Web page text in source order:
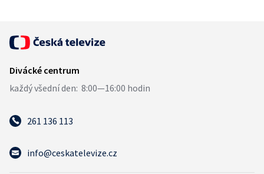
261 136 113
info@ceskatelevize.cz